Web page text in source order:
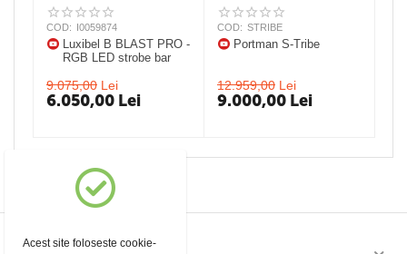
COD: I0059874
Luxibel B BLAST PRO -
RGB LED strobe bar
9.075,00 Lei
6.050,00 Lei
COD: STRIBE
Portman S-Tribe
12.959,00 Lei
9.000,00 Lei
Acest site foloseste cookie-